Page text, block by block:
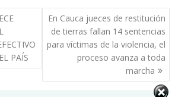
PAÍS
En Cauca jueces de restitución
de tierras fallan 14 sentencias
para víctimas de la violencia, el
proceso avanza a toda
marcha